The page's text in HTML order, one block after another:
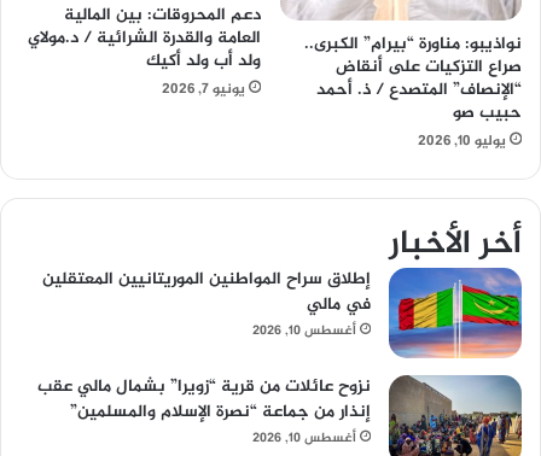
نواذيبو: مناورة “بيرام” الكبرى..
صراع التزكيات على أنقاض
“الإنصاف” المتصدع / ذ. أحمد
حبيب صو
يوليو 10, 2026
دعم المحروقات: بين المالية
العامة والقدرة الشرائية / د.مولاي
ولد أب ولد أكيك
يونيو 7, 2026
أخر الأخبار
إطلاق سراح المواطنين الموريتانيين المعتقلين
في مالي
أغسطس 10, 2026
نزوح عائلات من قرية “زويرا” بشمال مالي عقب
إنذار من جماعة “نصرة الإسلام والمسلمين”
أغسطس 10, 2026